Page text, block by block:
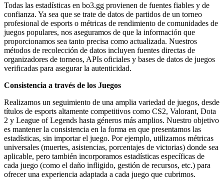
Todas las estadísticas en bo3.gg provienen de fuentes fiables y de
confianza. Ya sea que se trate de datos de partidos de un torneo
profesional de esports o métricas de rendimiento de comunidades de
juegos populares, nos aseguramos de que la información que
proporcionamos sea tanto precisa como actualizada. Nuestros
métodos de recolección de datos incluyen fuentes directas de
organizadores de torneos, APIs oficiales y bases de datos de juegos
verificadas para asegurar la autenticidad.
Consistencia a través de los Juegos
Realizamos un seguimiento de una amplia variedad de juegos, desde
títulos de esports altamente competitivos como CS2, Valorant, Dota
2 y League of Legends hasta géneros más amplios. Nuestro objetivo
es mantener la consistencia en la forma en que presentamos las
estadísticas, sin importar el juego. Por ejemplo, utilizamos métricas
universales (muertes, asistencias, porcentajes de victorias) donde sea
aplicable, pero también incorporamos estadísticas específicas de
cada juego (como el daño infligido, gestión de recursos, etc.) para
ofrecer una experiencia adaptada a cada juego que cubrimos.